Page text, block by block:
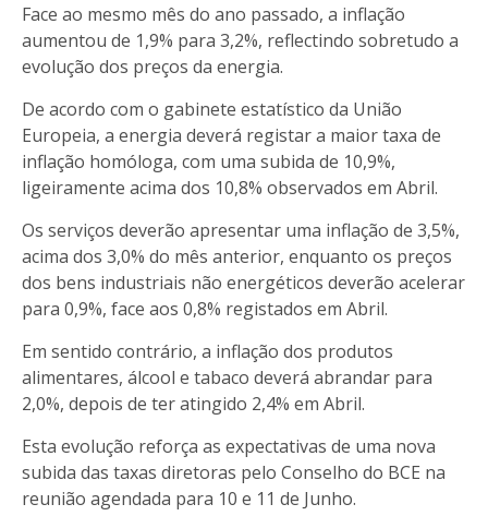
Face ao mesmo mês do ano passado, a inflação
aumentou de 1,9% para 3,2%, reflectindo sobretudo a
evolução dos preços da energia.
De acordo com o gabinete estatístico da União
Europeia, a energia deverá registar a maior taxa de
inflação homóloga, com uma subida de 10,9%,
ligeiramente acima dos 10,8% observados em Abril.
Os serviços deverão apresentar uma inflação de 3,5%,
acima dos 3,0% do mês anterior, enquanto os preços
dos bens industriais não energéticos deverão acelerar
para 0,9%, face aos 0,8% registados em Abril.
Em sentido contrário, a inflação dos produtos
alimentares, álcool e tabaco deverá abrandar para
2,0%, depois de ter atingido 2,4% em Abril.
Esta evolução reforça as expectativas de uma nova
subida das taxas diretoras pelo Conselho do BCE na
reunião agendada para 10 e 11 de Junho.